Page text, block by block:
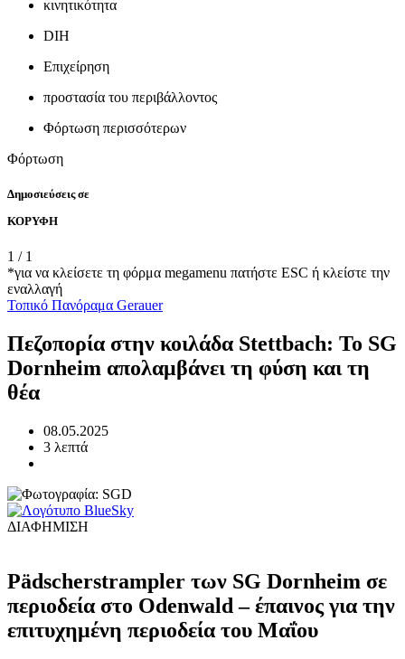
κινητικότητα
DIH
Επιχείρηση
προστασία του περιβάλλοντος
Φόρτωση περισσότερων
Φόρτωση
Δημοσιεύσεις σε
ΚΟΡΥΦΗ
1 / 1
*για να κλείσετε τη φόρμα megamenu πατήστε ESC ή κλείστε την
εναλλαγή
Τοπικό Πανόραμα Gerauer
Πεζοπορία στην κοιλάδα Stettbach: Το SG
Dornheim απολαμβάνει τη φύση και τη
θέα
08.05.2025
3 λεπτά
ΔΙΑΦΗΜΙΣΗ
Pädscherstrampler των SG Dornheim σε
περιοδεία στο Odenwald – έπαινος για την
επιτυχημένη περιοδεία του Μαΐου